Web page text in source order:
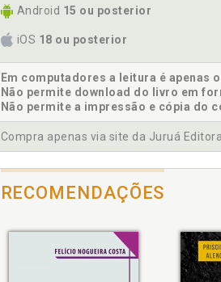
E
Evolução histórica das medidas de
F
Fechamento sistemático.
G
Gestão patrimonial. Atividade
Histórico. Evolução histórica das
Android 15 ou posterior
iOS 18 ou posterior
Em computadores a leitura é apenas
Não permite download do livro em
Não permite a impressão e cópia do
Compra apenas via site da Juruá
RECOMENDAÇÕES